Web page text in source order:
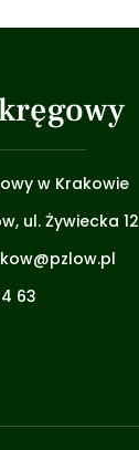
w Krakowie
ul. Żywiecka 12
63